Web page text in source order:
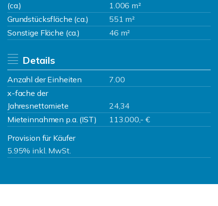
(ca.)
1.006 m²
Grundstücksfläche (ca.)
551 m²
Sonstige Fläche (ca.)
46 m²
Details
Anzahl der Einheiten
7.00
x-fache der
Jahresnettomiete
24,34
Mieteinnahmen p.a. (IST)
113.000,- €
Provision für Käufer
5.95% inkl. MwSt.